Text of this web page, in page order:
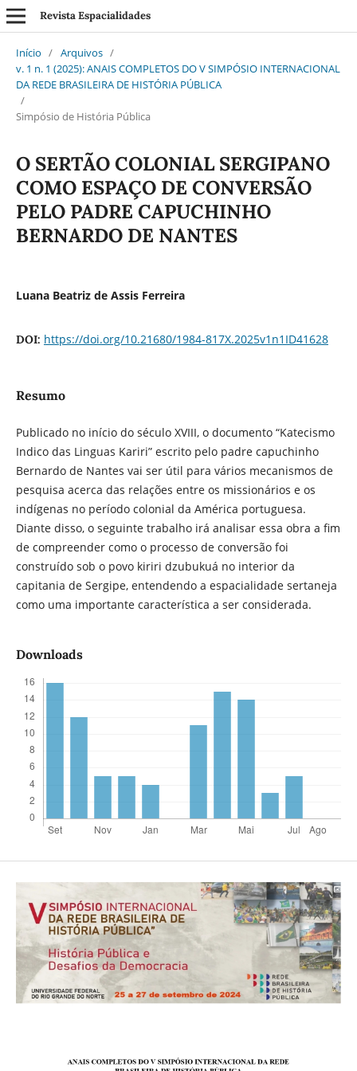
Revista Espacialidades
Início / Arquivos /
v. 1 n. 1 (2025): ANAIS COMPLETOS DO V SIMPÓSIO INTERNACIONAL
DA REDE BRASILEIRA DE HISTÓRIA PÚBLICA
/
Simpósio de História Pública
O SERTÃO COLONIAL SERGIPANO
COMO ESPAÇO DE CONVERSÃO
PELO PADRE CAPUCHINHO
BERNARDO DE NANTES
Luana Beatriz de Assis Ferreira
DOI: https://doi.org/10.21680/1984-817X.2025v1n1ID41628
Resumo
Publicado no início do século XVIII, o documento “Katecismo
Indico das Linguas Kariri” escrito pelo padre capuchinho
Bernardo de Nantes vai ser útil para vários mecanismos de
pesquisa acerca das relações entre os missionários e os
indígenas no período colonial da América portuguesa.
Diante disso, o seguinte trabalho irá analisar essa obra a fim
de compreender como o processo de conversão foi
construído sob o povo kiriri dzubukuá no interior da
capitania de Sergipe, entendendo a espacialidade sertaneja
como uma importante característica a ser considerada.
Downloads